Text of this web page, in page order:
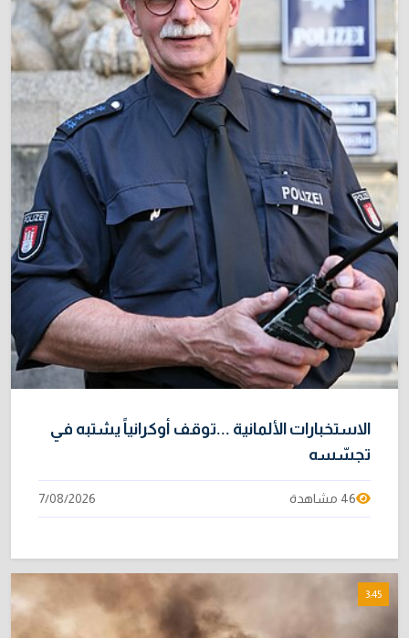
الاستخبارات الألمانية ...توقف أوكرانياً يشتبه في
تجسّسه
46 مشاهدة 7/08/2026
3:45